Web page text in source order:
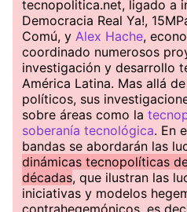
tecnopolitica.net, ligado a
Democracia Real Ya!,
Comú, y Alex Hache,
coordinado numerosos
investigación y desarrollo
América Latina. Mas allá
políticos, sus
sobre áreas como la
soberanía tecnológica. En
bandas se abordarán las
dinámicas tecnopolíticas
décadas, que ilustran las
iniciativas y modelos
contrahegemónicos, es